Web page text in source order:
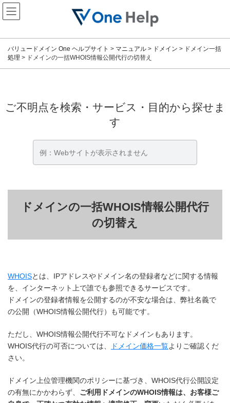
コ
ン
テ
ツ
キ
ナ
ビ
ゲ
シ
に
バリュードメイン One ヘルプサイト > マニュアル > ドメイン > ドメイン一括
処理 > ドメインの一括WHOIS情報公開代行の切替え
ご不明点を検索・サービス・目的から探せま
す
ドメインの一括WHOIS情報公開代行
の切替え
WHOISとは、IPアドレスやドメイン名の登録者などに関する情報
を、インターネット上で誰でも参照できるサービスです。
ドメインの登録者情報を公開するのが不安な場合は、弊社名義で
の公開（WHOIS情報公開代行）も可能です。
ただし、WHOIS情報公開代行不可なドメインもあります。
WHOIS代行の可否については、
ドメイン価格一覧よりご確認くだ
さい。
ドメイン上位管理機関のポリシーに基づき、WHOIS代行公開設定
の有無にかかわらず、 ご利用ドメインのWHOIS情報は、お客様ご